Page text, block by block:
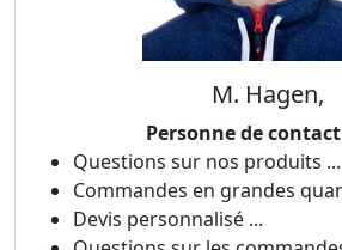
M. Hagen,
Personne de
Questions sur nos produits ...
Commandes en grandes
Devis personnalisé ...